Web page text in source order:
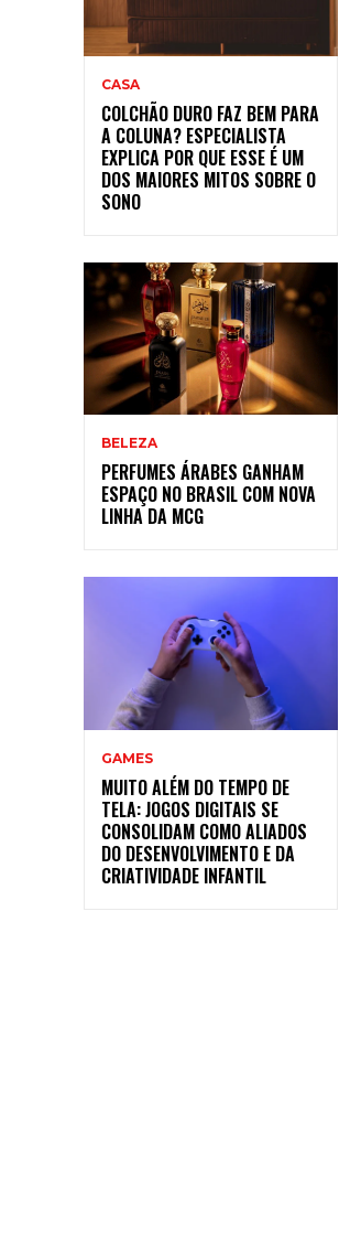
CASA
COLCHÃO DURO FAZ BEM PARA
A COLUNA? ESPECIALISTA
EXPLICA POR QUE ESSE É UM
DOS MAIORES MITOS SOBRE O
SONO
BELEZA
PERFUMES ÁRABES GANHAM
ESPAÇO NO BRASIL COM NOVA
LINHA DA MCG
GAMES
MUITO ALÉM DO TEMPO DE
TELA: JOGOS DIGITAIS SE
CONSOLIDAM COMO ALIADOS
DO DESENVOLVIMENTO E DA
CRIATIVIDADE INFANTIL